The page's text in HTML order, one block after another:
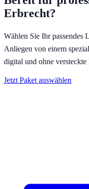
Erbrecht?
Wählen Sie Ihr passendes
Anliegen von einem
digital und ohne versteckte
Jetzt Paket auswählen